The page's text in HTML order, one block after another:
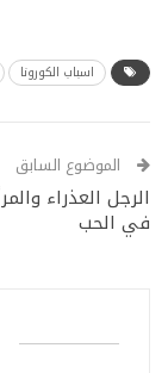
اسباب الكورونا
الموضوع السابق
الرجل العذراء
في الحب